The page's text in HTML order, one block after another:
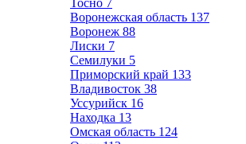
Тосно 7
Воронежская область 137
Воронеж 88
Лиски 7
Семилуки 5
Приморский край 133
Владивосток 38
Уссурийск 16
Находка 13
Омская область 124